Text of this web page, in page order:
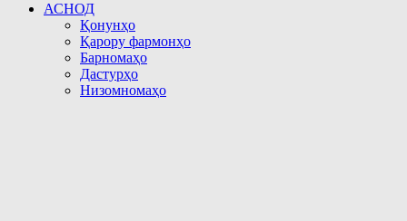
АСНОД
Қонунҳо
Қарору фармонҳо
Барномаҳо
Дастурҳо
Низомномаҳо